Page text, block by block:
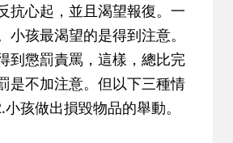
抗心起，並且渴望報復。一
孩最渴望的是得到注意。
到懲罰責罵，這樣，總比完
是不加注意。但以下三種情
孩做出損毀物品的舉動。